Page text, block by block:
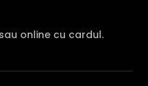
online cu cardul.